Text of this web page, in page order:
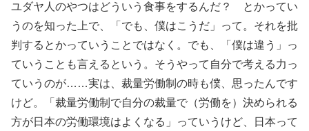
ユダヤ人のやつはどういう食事をするんだ？ とかってい
うのを知った上で、「でも、僕はこうだ」って。それを批
判するとかっていうことではなく。でも、「僕は違う」っ
ていうことも言えるという。そうやって自分で考える力っ
ていうのが……実は、裁量労働制の時も僕、思ったんです
けど。「裁量労働制で自分の裁量で（労働を）決められる
方が日本の労働環境はよくなる」っていうけど、日本って